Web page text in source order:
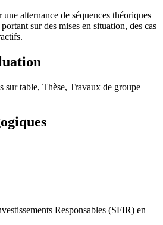
alternance de séquences théoriques
sur des mises en situation, des cas
sur table, Thèse, Travaux de groupe
Responsables (SFIR) en